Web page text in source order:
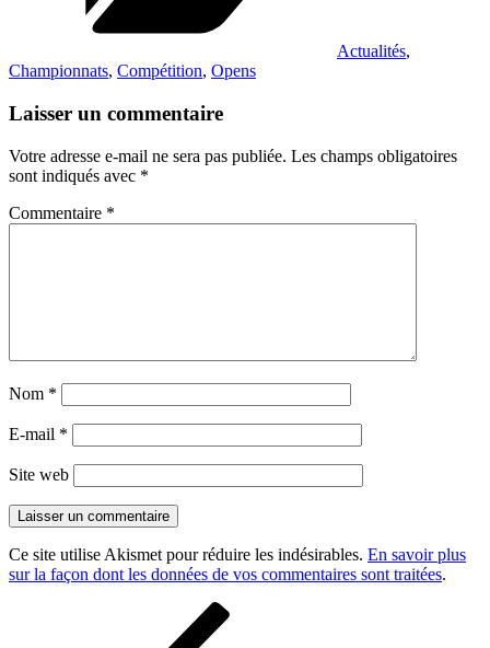
Actualités,
Championnats, Compétition, Opens
Laisser un commentaire
Votre adresse e-mail ne sera pas publiée. Les champs obligatoires
sont indiqués avec *
Commentaire *
Nom *
E-mail *
Site web
Ce site utilise Akismet pour réduire les indésirables. En savoir plus
sur la façon dont les données de vos commentaires sont traitées.